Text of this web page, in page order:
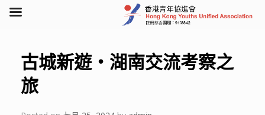
content古城新遊・湖南交流考察之
旅